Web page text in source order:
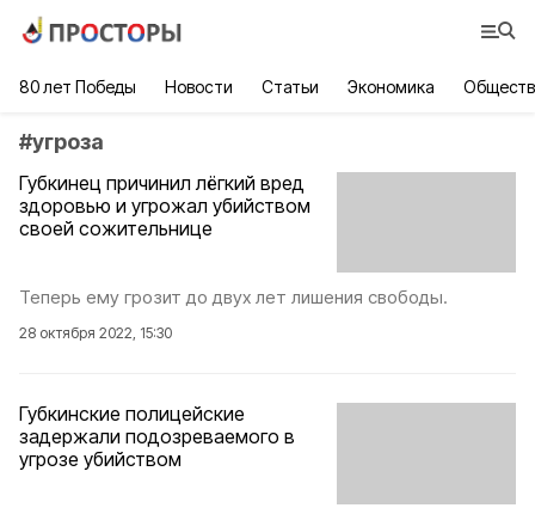
80 лет Победы Новости Статьи Экономика
#угроза
Губкинец причинил лёгкий вред
здоровью и угрожал убийством
своей сожительнице
Теперь ему грозит до двух лет лишения свободы.
28 октября 2022, 15:30
Губкинские полицейские
задержали подозреваемого в
угрозе убийством